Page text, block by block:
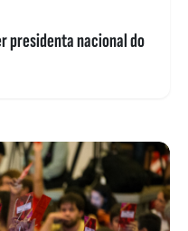
presidenta nacional do